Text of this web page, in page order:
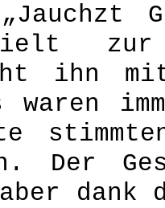
zur
ihn
waren
Der
dank